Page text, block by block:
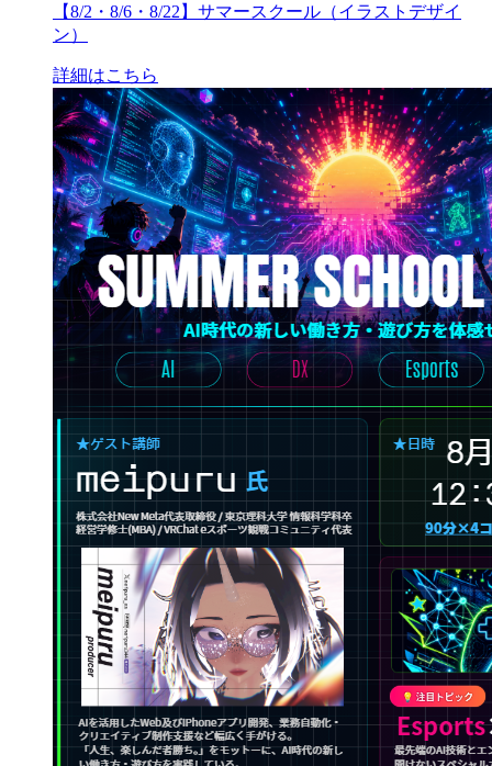
【8/2・8/6・8/22】サマースクール（イラストデザイ
ン）
詳細はこちら